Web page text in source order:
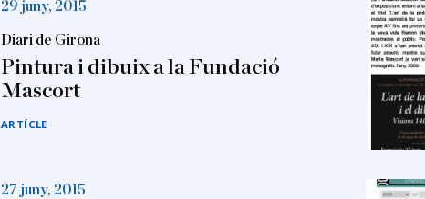
29 juny, 2015
Diari de Girona
Pintura i dibuix a la Fundació
Mascort
ARTÍCLE
27 juny, 2015